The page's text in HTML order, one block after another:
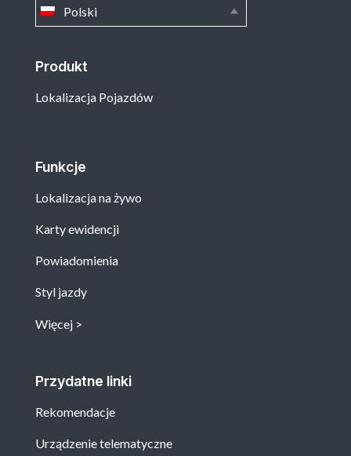
Produkt
Lokalizacja Pojazdów
Funkcje
Lokalizacja na żywo
Karty ewidencji
Powiadomienia
Styl jazdy
Więcej
Przydatne linki
Rekomendacje
Urządzenie telematyczne
Polski